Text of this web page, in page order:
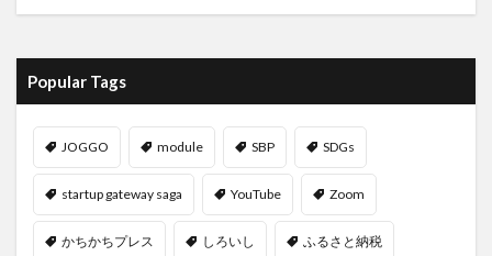
Popular Tags
JOGGO module SBP SDGs
startup gateway saga YouTube Zoom
かちかちプレス しろいし ふるさと納税